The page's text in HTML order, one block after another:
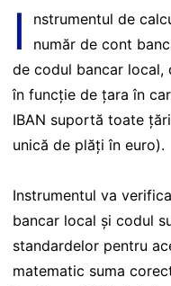
I
nstrumentul de
număr de cont
de codul bancar local,
în funcție de țara în
IBAN suportă toate
unică de plăți în euro).
Instrumentul va
bancar local și codul
standardelor pentru
matematic suma